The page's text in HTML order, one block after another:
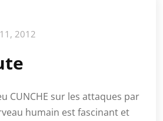
2012
CUNCHE sur les attaques par
humain est fascinant et